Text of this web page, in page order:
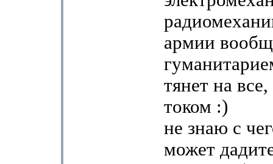
армии
тянет на
током :)
не знаю с
может